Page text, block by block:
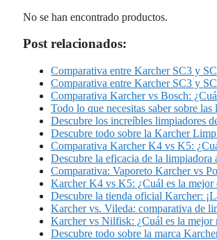
No se han encontrado productos.
Post relacionados:
Comparativa entre Karcher SC3 y
Comparativa entre Karcher SC3 y
Comparativa Karcher vs Bosch:
Todo lo que necesitas saber sobre
Descubre los increíbles limpiadores
Descubre todo sobre la Karcher
Comparativa Karcher K4 vs K5:
Descubre la eficacia de la limpiadora
Comparativa: Vaporeto Karcher vs
Karcher K4 vs K5: ¿Cuál es la mejor
Descubre la tienda oficial Karcher:
Karcher vs. Vileda: comparativa de
Karcher vs Nilfisk: ¿Cuál es la
Descubre todo sobre la marca